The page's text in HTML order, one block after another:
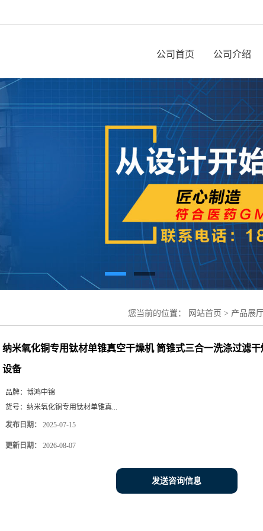
公司首页 公司介绍
您当前的位置： 网站首页 > 产品展厅
纳米氧化铜专用钛材单锥真空干燥机 筒锥式三合一洗涤过滤
设备
品牌： 博鸿中锦
货号： 纳米氧化铜专用钛材单锥真...
发布日期： 2025-07-15
更新日期： 2026-08-07
发送咨询信息